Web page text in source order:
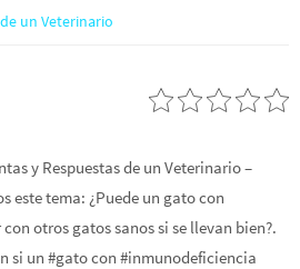
un Veterinario
y Respuestas de un Veterinario –
este tema: ¿Puede un gato con
otros gatos sanos si se llevan bien?.
si un #gato con #inmunodeficiencia